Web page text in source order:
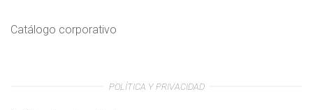
Catálogo corporativo
POLÍTICA Y PRIVACIDAD